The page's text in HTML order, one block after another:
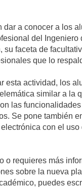
dar a conocer a los
del Ingeniero
su faceta de
que lo
esta actividad, los
similar a la
las
Se pone también
con el
o requieres más
sobre la nueva
puedes